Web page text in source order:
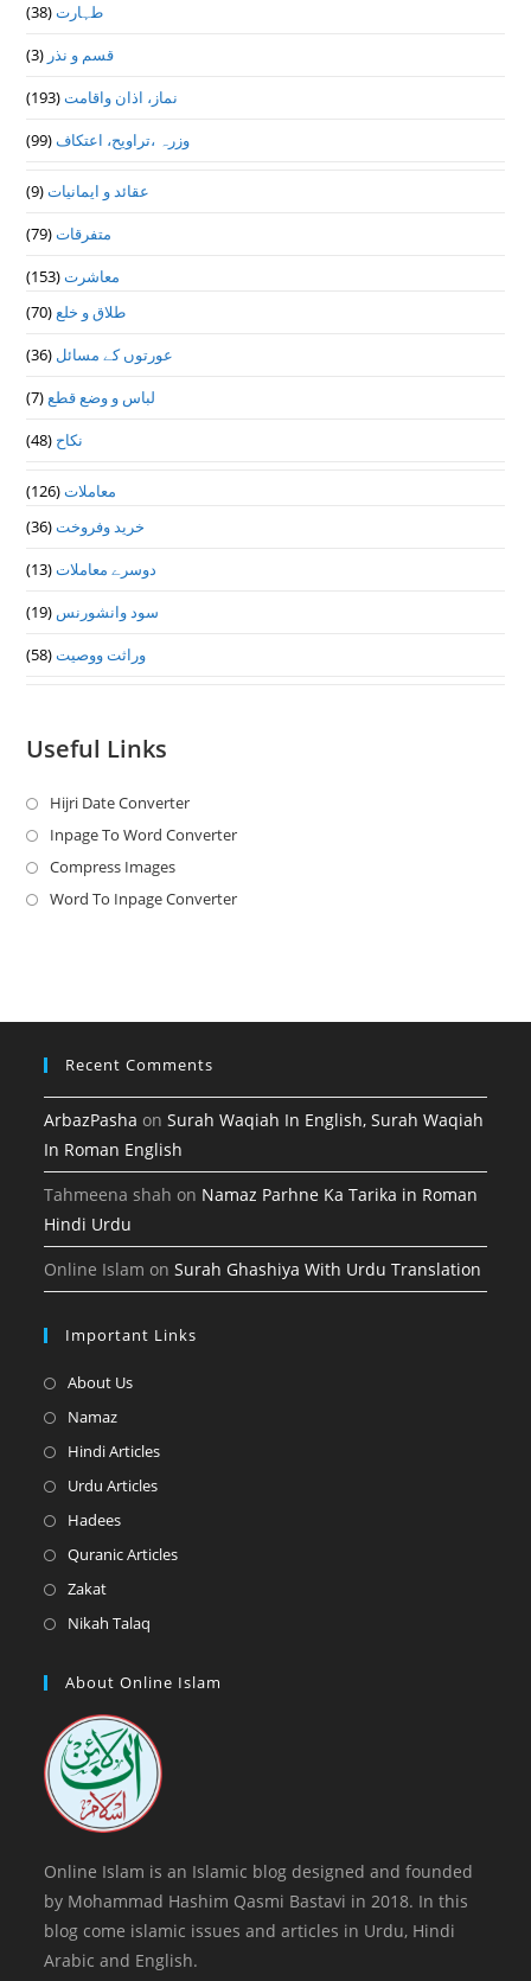
طہارت(38)
قسم و نذر (3)
نماز، اذان واقامت(193)
وزرہ ،تراويح، اعتكاف(99)
عقائد و ایمانیات(9)
متفرقات(79)
معاشرت(153)
طلاق و خلع(70)
عورتوں کے مسائل (36)
لباس و وضع قطع(7)
نکاح (48)
معاملات(126)
خرید وفروخت(36)
دوسرے معاملات(13)
سود وانشورنس (19)
وراثت ووصيت(58)
Useful Links
Hijri Date ConverterOpens
in
new
Inpage To Word ConverterOpens
a
Compress ImagesOpens
in
Word To Inpage ConverterOpens
tab
Recent Comments
ArbazPasha onSurah Waqiah In English, Surah Waqiah
In Roman English
Tahmeena shah on Namaz Parhne Ka Tarika in Roman
Hindi Urdu
Online Islam onSurah Ghashiya With Urdu Translation
Important Links
About UsOpens
a
NamazOpens
in
Hindi ArticlesOpens
Urdu ArticlesOpens
a
HadeesOpens
in
Quranic ArticlesOpens
tab
ZakatOpens
in
new
Nikah Talaq
a
tab
About Online Islam
Online Islam is an Islamic blog designed and founded
by Mohammad Hashim Qasmi Bastavi in 2018. In this
blog come islamic issues and articles in Urdu, Hindi
Arabic and English.